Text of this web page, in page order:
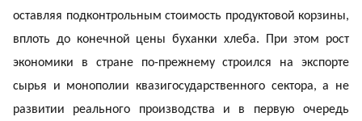
оставляя подконтрольным стоимость продуктовой корзины,
вплоть до конечной цены буханки хлеба. При этом рост
экономики в стране по-прежнему строился на экспорте
сырья и монополии квазигосударственного сектора, а не
развитии реального производства и в первую очередь